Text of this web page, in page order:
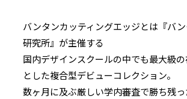
バンタンカッティングエッジとは『バ
研究所』が主催する
国内デザインスクールの中でも最大級
とした複合型デビューコレクション。
数ヶ月に及ぶ厳しい学内審査で勝ち残